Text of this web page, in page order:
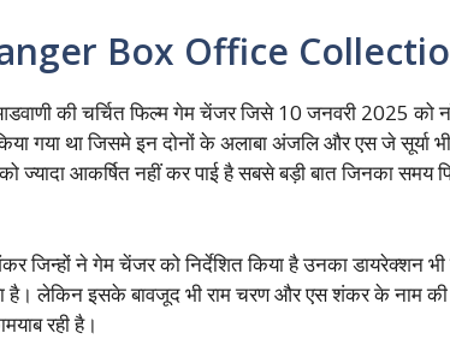
Box Office
की चर्चित फिल्म गेम चेंजर जिसे 10 जनवरी 2025 को
गया था जिसमे इन दोनों के अलाबा अंजलि और एस जे
ज्यादा आकर्षित नहीं कर पाई है सबसे बड़ी बात जिनका
जिन्हों ने गेम चेंजर को निर्देशित किया है उनका डायरेक्शन भी
है। लेकिन इसके बावजूद भी राम चरण और एस शंकर के नाम
रही है।